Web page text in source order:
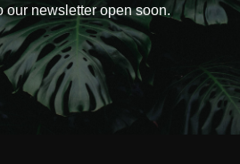
our newsletter open soon.